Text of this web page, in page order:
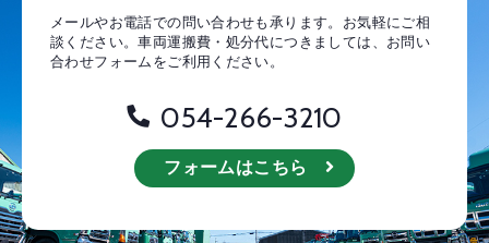
メールやお電話での問い合わせも承ります。お気軽にご相
談ください。車両運搬費・処分代につきましては、お問い
合わせフォームをご利用ください。
054-266-3210
フォームはこちら